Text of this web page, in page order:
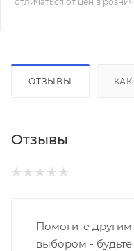
ОТЗЫВЫ
Отзывы
Помогите другим
выбором -